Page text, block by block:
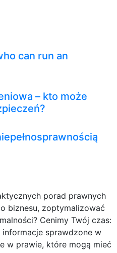
can run an
– kto może
porad prawnych
biznesu, zoptymalizować
Cenimy Twój czas:
informacje sprawdzone w
w prawie, które mogą mieć